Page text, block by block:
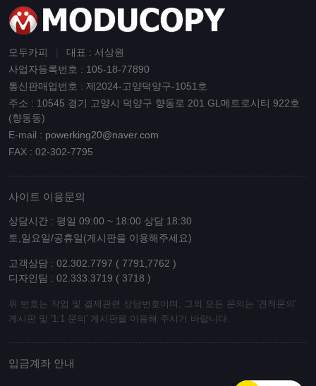
모두카피
대표 : 서상원
사업자등록번호 : 105-18-77890
통신판매업번호 : 제2024-고양덕양구-1051호
주소 : 10545 경기 고양시 덕양구 향동로 201 GL메트로시티 922호
(향동동)
E-mail : powerking20@naver.com
FAX : 02-302-7795
사이트 이용문의
상담시간 : 평일 09:00 ~ 18:00 상담 18:30
토,일요일/공휴일(게시판을 이용해주세요)
고객상담 : 02.302.7797 ( 7791,7762 )
디자인팀 : 02.333.3719 ( 3718 )
위 번호는 작업 및 결제관련 상담번호이며, 그외 모든 문의는 '견적문의'
게시판 및 '1:1 문의' 게시판을 이용해 주시기 바랍니다.
입금계좌 안내